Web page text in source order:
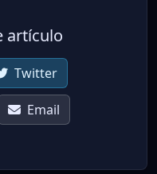
artículo
Twitter
Email